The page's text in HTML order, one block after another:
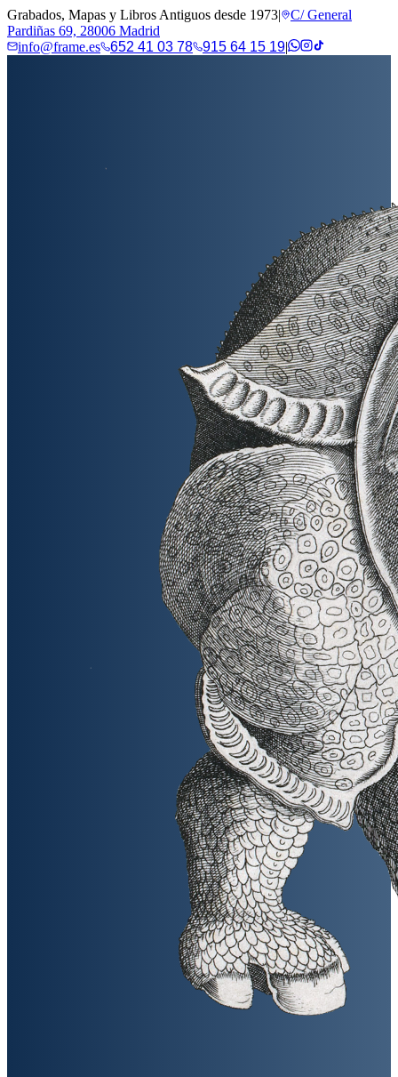
Grabados, Mapas y Libros Antiguos desde 1973|
C/ General
Pardiñas 69, 28006 Madrid
info@frame.es
652 41 03 78 915 64 15 19|